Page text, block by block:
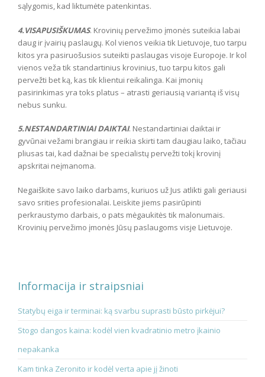
sąlygomis, kad liktumėte patenkintas.
4.VISAPUSIŠKUMAS. Krovinių pervežimo įmonės suteikia labai
daug ir įvairių paslaugų. Kol vienos veikia tik Lietuvoje, tuo tarpu
kitos yra pasiruošusios suteikti paslaugas visoje Europoje. Ir kol
vienos veža tik standartinius krovinius, tuo tarpu kitos gali
pervežti bet ką, kas tik klientui reikalinga. Kai įmonių
pasirinkimas yra toks platus – atrasti geriausią variantą iš visų
nebus sunku.
5.NESTANDARTINIAI DAIKTAI. Nestandartiniai daiktai ir
gyvūnai vežami brangiau ir reikia skirti tam daugiau laiko, tačiau
pliusas tai, kad dažnai be specialistų pervežti tokį krovinį
apskritai neįmanoma.
Negaiškite savo laiko darbams, kuriuos už Jus atlikti gali geriausi
savo srities profesionalai. Leiskite jiems pasirūpinti
perkraustymo darbais, o pats mėgaukitės tik malonumais.
Krovinių pervežimo įmonės Jūsų paslaugoms visje Lietuvoje.
Informacija ir straipsniai
Statybų eiga ir terminai: ką svarbu suprasti būsto pirkėjui?
Stogo dangos kaina: kodėl vien kvadratinio metro įkainio
nepakanka
Kam tinka Zeronito ir kodėl verta apie jį žinoti